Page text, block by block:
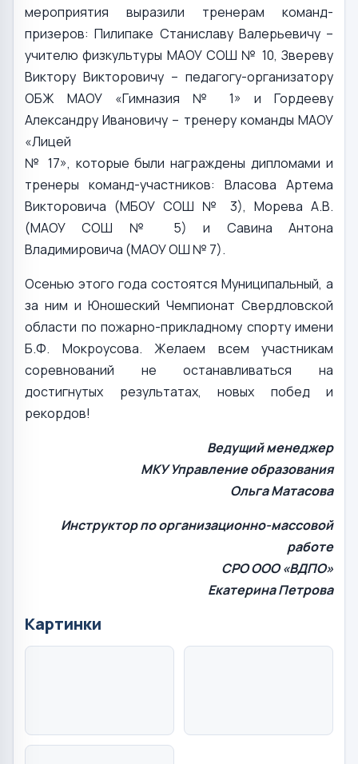
мероприятия выразили тренерам команд-
призеров: Пилипаке Станиславу Валерьевичу –
учителю физкультуры МАОУ СОШ № 10, Звереву
Виктору Викторовичу – педагогу-организатору
ОБЖ МАОУ «Гимназия № 1» и Гордееву
Александру Ивановичу – тренеру команды МАОУ
«Лицей
№ 17», которые были награждены дипломами и
тренеры команд-участников: Власова Артема
Викторовича (МБОУ СОШ № 3), Морева А.В.
(МАОУ СОШ № 5) и Савина Антона
Владимировича (МАОУ ОШ № 7).
Осенью этого года состоятся Муниципальный, а
за ним и Юношеский Чемпионат Свердловской
области по пожарно-прикладному спорту имени
Б.Ф. Мокроусова. Желаем всем участникам
соревнований не останавливаться на
достигнутых результатах, новых побед и
рекордов!
Ведущий менеджер
МКУ Управление образования
Ольга Матасова
Инструктор по организационно-массовой
работе
СРО ООО «ВДПО»
Екатерина Петрова
Картинки